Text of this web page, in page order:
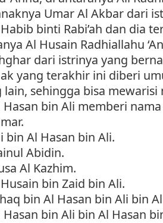
Umar Al Akbar dari
binti Rabi’ah dan dia
Al Husain Radhiallahu
dari istrinya yang
yang terakhir ini diberi
lain, sehingga bisa mewarisi
bin Ali memberi
bin Al Hasan bin Ali.
Abidin.
Al Kazhim.
bin Zaid bin Ali.
bin Al Hasan bin Ali bin
bin Ali bin Al Hasan